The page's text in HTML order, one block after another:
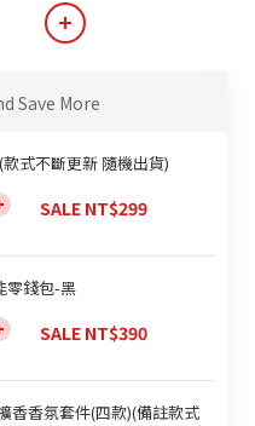
Save More
式不斷更新 隨機出貨)
SALE NT$299
零錢包-黑
SALE NT$390
香香氛套件(四款)(備註款式